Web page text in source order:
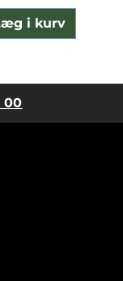
i kurv
00